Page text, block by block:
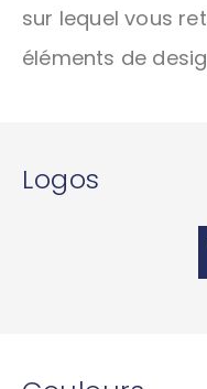
sur lequel vous
éléments de
Logos